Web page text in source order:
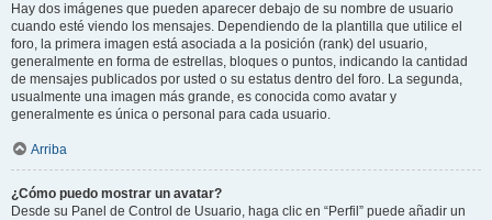
Hay dos imágenes que pueden aparecer debajo de su nombre de usuario
cuando esté viendo los mensajes. Dependiendo de la plantilla que utilice el
foro, la primera imagen está asociada a la posición (rank) del usuario,
generalmente en forma de estrellas, bloques o puntos, indicando la cantidad
de mensajes publicados por usted o su estatus dentro del foro. La segunda,
usualmente una imagen más grande, es conocida como avatar y
generalmente es única o personal para cada usuario.
Arriba
¿Cómo puedo mostrar un avatar?
Desde su Panel de Control de Usuario, haga clic en “Perfil” puede añadir un